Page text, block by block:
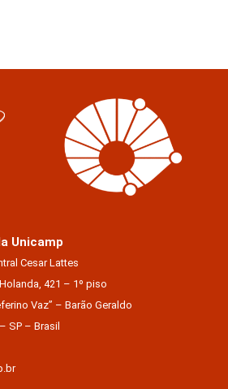
Unicamp
Cesar Lattes
421 – 1º piso
Vaz” – Barão Geraldo
SP – Brasil